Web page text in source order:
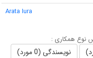
Arata Iura
نوع همکاری :
نویسندگی (0 مورد)